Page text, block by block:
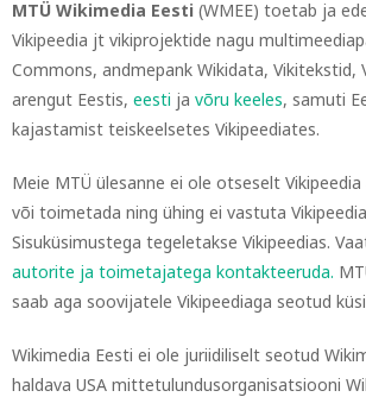
MTÜ Wikimedia Eesti (WMEE) toetab ja
Vikipeedia jt vikiprojektide nagu
Commons, andmepank Wikidata, Vikitekstid,
arengut Eestis, eesti ja võru keeles, samuti
kajastamist teiskeelsetes Vikipeediates.
Meie MTÜ ülesanne ei ole otseselt
või toimetada ning ühing ei vastuta
Sisuküsimustega tegeletakse Vikipeedias.
autorite ja toimetajatega kontakteeruda.
saab aga soovijatele Vikipeediaga seotud
Wikimedia Eesti ei ole juriidiliselt seotud
haldava USA mittetulundusorganisatsiooni